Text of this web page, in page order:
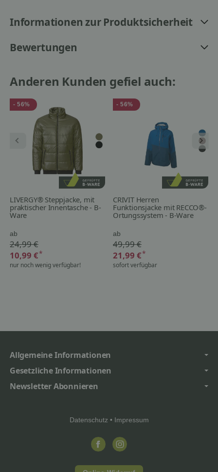
Informationen zur Produktsicherheit
Bewertungen
Anderen Kunden gefiel auch:
- 56%
LIVERGY® Steppjacke, mit
praktischer Innentasche - B-
Ware
ab
24,99 €
10,99 €*
nur noch wenig verfügbar!
- 56%
CRIVIT Herren
Funktionsjacke mit RECCO®-
Ortungssystem - B-Ware
ab
49,99 €
21,99 €*
sofort verfügbar
Allgemeine Informationen
Gesetzliche Informationen
Newsletter Abonnieren
Datenschutz • Impressum